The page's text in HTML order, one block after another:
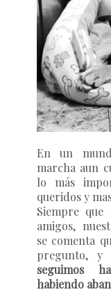
En un
marcha aun
lo más
queridos y
Siempre que
amigos,
se comenta
pregunto,
seguimos
habiendo